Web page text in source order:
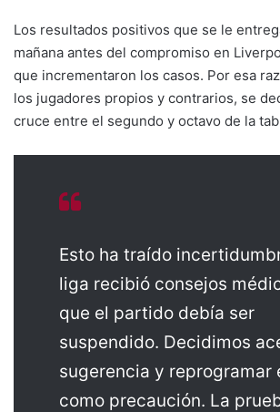
Los resultados positivos que se le
mañana antes del compromiso en
que incrementaron los casos. Por esa
los jugadores propios y contrarios, se
cruce entre el segundo y octavo de la
Esto ha traído
liga recibió consejos
que el partido debía ser
suspendido. Decidimos
sugerencia y reprogramar
como precaución. La